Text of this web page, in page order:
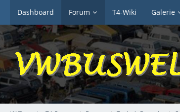
Dashboard Forum T4-Wiki Galerie